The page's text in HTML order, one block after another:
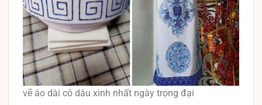
vẽ áo dài cô dâu xinh nhất ngày trọng đại